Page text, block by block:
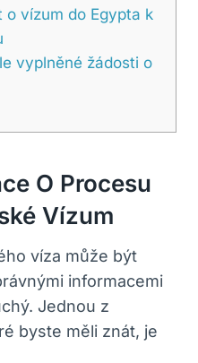
vízum do Egypta k
vyplněné žádosti o
O Procesu
Vízum
víza může být
informacemi
Jednou z
byste měli znát, je